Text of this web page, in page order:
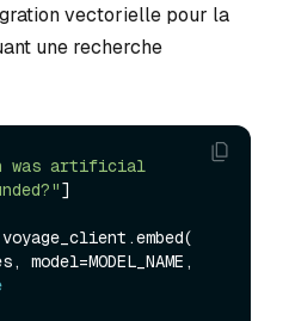
vectorielle pour la
une recherche
was artificial
]